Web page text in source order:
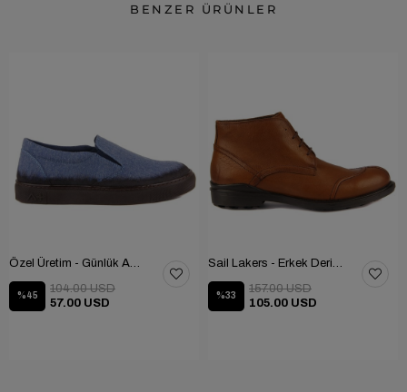
BENZER ÜRÜNLER
%45
57.00 USD
104.00 USD
%33
105.00 USD
157.00 USD